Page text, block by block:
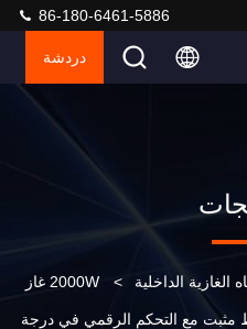
86-180-6461-5886
دردشة
الغازية الداخلية > 2000W غاز
مثبت مع التحكم الرقمي في درجة